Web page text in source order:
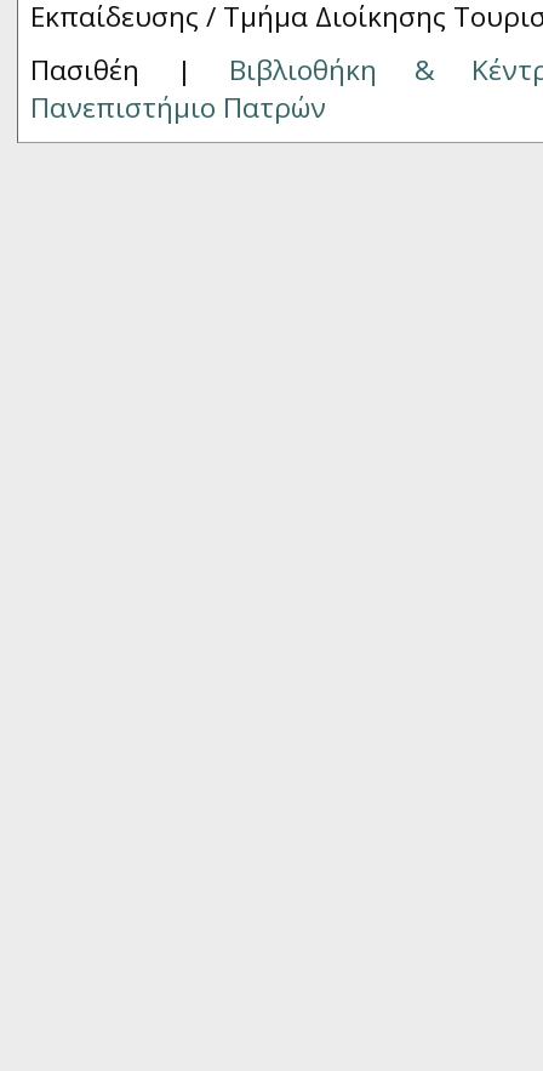
Εκπαίδευσης / Τμήμα Διοίκησης
Πασιθέη | Βιβλιοθήκη &
Πανεπιστήμιο Πατρών